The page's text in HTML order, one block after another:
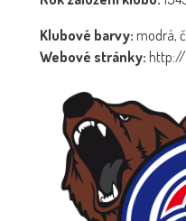
Klubové barvy: modrá,
Webové stránky: